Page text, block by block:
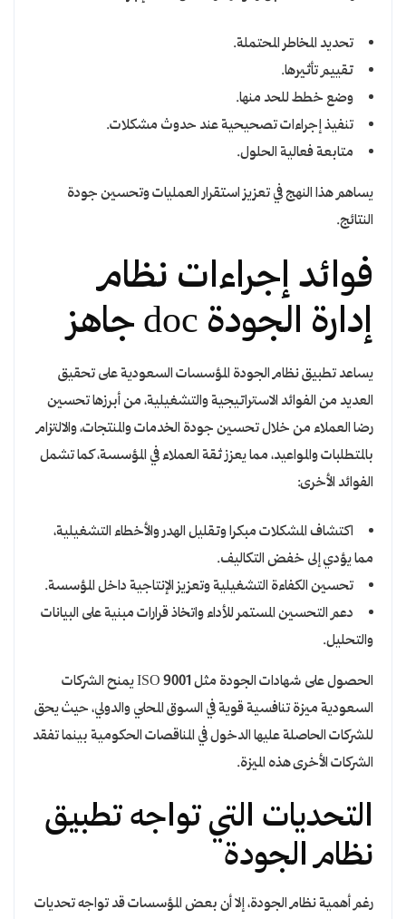
تحديد المخاطر المحتملة.
تقييم تأثيرها.
وضع خطط للحد منها.
تنفيذ إجراءات تصحيحية عند حدوث مشكلات.
متابعة فعالية الحلول.
يساهم هذا النهج في تعزيز استقرار العمليات وتحسين جودة
النتائج.
فوائد إجراءات نظام
إدارة الجودة doc جاهز
يساعد تطبيق نظام الجودة المؤسسات السعودية على تحقيق
العديد من الفوائد الاستراتيجية والتشغيلية، من أبرزها تحسين
رضا العملاء من خلال تحسين جودة الخدمات والمنتجات، والالتزام
بالمتطلبات والمواعيد، مما يعزز ثقة العملاء في المؤسسة، كما تشمل
الفوائد الأخرى:
اكتشاف المشكلات مبكرا وتقليل الهدر والأخطاء التشغيلية،
مما يؤدي إلى خفض التكاليف.
تحسين الكفاءة التشغيلية وتعزيز الإنتاجية داخل المؤسسة.
دعم التحسين المستمر للأداء واتخاذ قرارات مبنية على البيانات
والتحليل.
الحصول على شهادات الجودة مثل ISO 9001 يمنح الشركات
السعودية ميزة تنافسية قوية في السوق المحلي والدولي، حيث يحق
للشركات الحاصلة عليها الدخول في المناقصات الحكومية بينما تفقد
الشركات الأخرى هذه الميزة.
التحديات التي تواجه تطبيق
نظام الجودة
رغم أهمية نظام الجودة، إلا أن بعض المؤسسات قد تواجه تحديات